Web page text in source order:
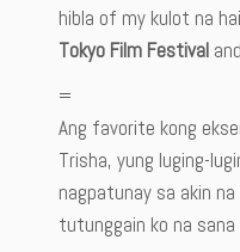
hibla of my kulot na
Tokyo Film Festival
=
Ang favorite kong
Trisha, yung luging-
nagpatunay sa akin
tutunggain ko na sana